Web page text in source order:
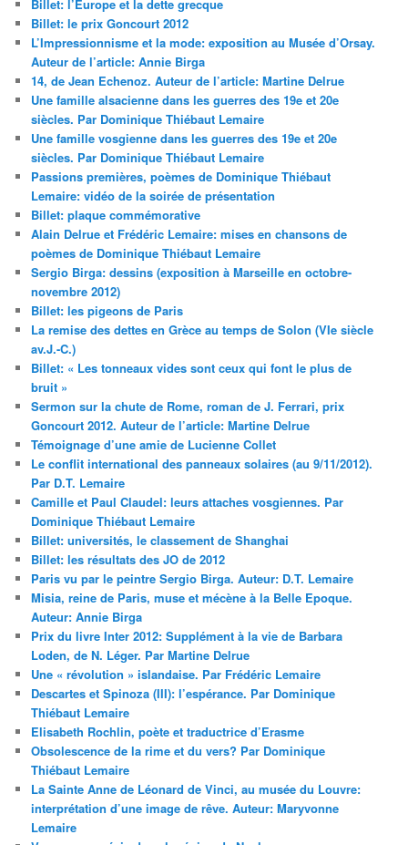
Billet: l’Europe et la dette grecque
Billet: le prix Goncourt 2012
L’Impressionnisme et la mode: exposition au Musée d’Orsay.
Auteur de l’article: Annie Birga
14, de Jean Echenoz. Auteur de l’article: Martine Delrue
Une famille alsacienne dans les guerres des 19e et 20e
siècles. Par Dominique Thiébaut Lemaire
Une famille vosgienne dans les guerres des 19e et 20e
siècles. Par Dominique Thiébaut Lemaire
Passions premières, poèmes de Dominique Thiébaut
Lemaire: vidéo de la soirée de présentation
Billet: plaque commémorative
Alain Delrue et Frédéric Lemaire: mises en chansons de
poèmes de Dominique Thiébaut Lemaire
Sergio Birga: dessins (exposition à Marseille en octobre-
novembre 2012)
Billet: les pigeons de Paris
La remise des dettes en Grèce au temps de Solon (VIe siècle
av.J.-C.)
Billet: « Les tonneaux vides sont ceux qui font le plus de
bruit »
Sermon sur la chute de Rome, roman de J. Ferrari, prix
Goncourt 2012. Auteur de l’article: Martine Delrue
Témoignage d’une amie de Lucienne Collet
Le conflit international des panneaux solaires (au 9/11/2012).
Par D.T. Lemaire
Camille et Paul Claudel: leurs attaches vosgiennes. Par
Dominique Thiébaut Lemaire
Billet: universités, le classement de Shanghai
Billet: les résultats des JO de 2012
Paris vu par le peintre Sergio Birga. Auteur: D.T. Lemaire
Misia, reine de Paris, muse et mécène à la Belle Epoque.
Auteur: Annie Birga
Prix du livre Inter 2012: Supplément à la vie de Barbara
Loden, de N. Léger. Par Martine Delrue
Une « révolution » islandaise. Par Frédéric Lemaire
Descartes et Spinoza (III): l’espérance. Par Dominique
Thiébaut Lemaire
Elisabeth Rochlin, poète et traductrice d’Erasme
Obsolescence de la rime et du vers? Par Dominique
Thiébaut Lemaire
La Sainte Anne de Léonard de Vinci, au musée du Louvre:
interprétation d’une image de rêve. Auteur: Maryvonne
Lemaire